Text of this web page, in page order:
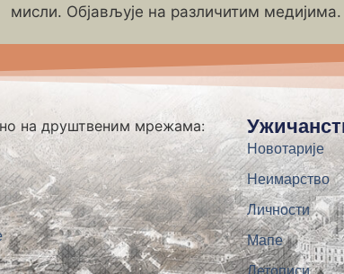
мисли. Објављује на различитим медијима.
на друштвеним мрежама:
Новотарије
Неимарство
Личности
Мапе